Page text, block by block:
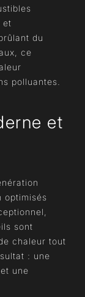
et
du
ce
polluantes.
et
optimisés
sont
chaleur tout
: une
une